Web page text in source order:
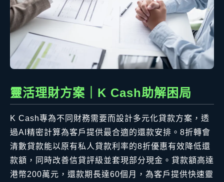
靈活理財方案｜K Cash助解困局
K Cash專為不同財務需要而設計多元化貸款方案，透
過AI精密計算為客戶提供最合適的還款安排。8折轉會
清數貸款能以原有私人貸款利率的8折優惠有效降低還
款額，同時改善信貸評級並套現部分現金。貸款額高達
港幣200萬元，還款期長達60個月，為客戶提供快速靈